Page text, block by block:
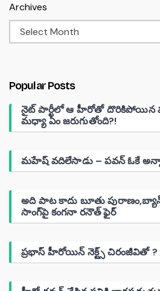
Archives
Popular Posts
నైట్ పార్టీలో ఆ హీరోతో దొరికిపోయిన
మధ్యా ఏం జరుగుతోంది?!
మహేష్ వదిలేసాడు – పవన్ ఓకే
అది పాట కాదు బూతు
సాంగ్‌పై కంగనా రనౌత్ ఫైర్
ప్రభాస్ హీరోయిన్ నెక్ట్స్ చిరంజీవితో ?